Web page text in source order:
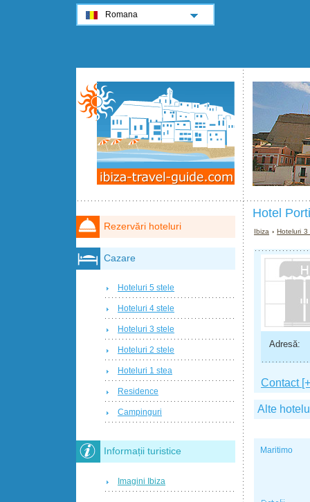
Hotel
Ibiza ›Hoteluri
Adresă:
Contact
Alte
Maritimo
Rezervări hoteluri
Cazare
Hoteluri 5 stele
Hoteluri 4 stele
Hoteluri 3 stele
Hoteluri 2 stele
Hoteluri 1 stea
Residence
Campinguri
Informații turistice
Imagini Ibiza
Romana